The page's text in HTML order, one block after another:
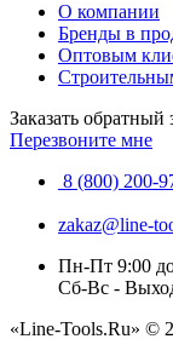
О компании
Бренды в
Оптовым
Заказать обратный
Перезвоните мне
8 (800) 200-
zakaz@line-
Пн-Пт 9:00
Сб-Вс -
«Line-Tools.Ru» ©